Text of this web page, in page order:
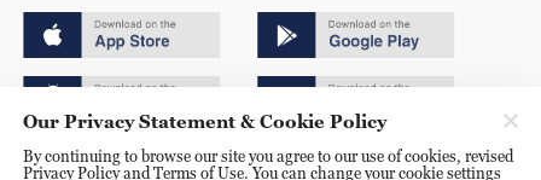
Copyright © 2024 CGTN.
Our Privacy Statement & Cookie Policy
By continuing to browse our site you agree to our use of cookies, revised
Privacy Policy and Terms of Use. You can change your cookie settings